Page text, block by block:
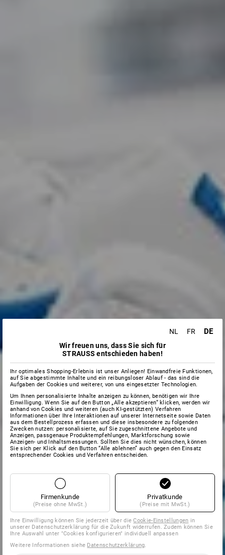
NL FR DE
Wir freuen uns, dass Sie sich für
STRAUSS entschieden haben!
Ihr optimales Shopping-Erlebnis ist unser Anliegen! Einwandfreie Funktionen,
auf Sie abgestimmte Inhalte und ein reibungsloser Ablauf - das sind die
Aufgaben der Cookies und weiterer, von uns eingesetzter Technologien.
Um Ihnen personalisierte Inhalte anzeigen zu können, benötigen wir Ihre
Einwilligung. Wenn Sie auf den Button „Alle akzeptieren“ klicken, werden wir
anhand von Cookies und weiteren (auch KI-gestützten) Verfahren
Informationen über Ihre Interaktionen auf unserer Internetseite sowie Daten
aus dem Bestellprozess erfassen und diese insbesondere zu folgenden
Zwecken nutzen: personalisierte, auf Sie zugeschnittene Angebote und
Anzeigen, passgenaue Produktempfehlungen, Marktforschung sowie
Anzeigen- und Inhaltsmessungen. Sollten Sie dies nicht wünschen, können
Sie sich per Klick auf den Button “Alle ablehnen” auch gegen den Einsatz
entsprechender Cookies und Verfahren entscheiden.
Firmenkunde
(Preise ohne MwSt.)
Privatkunde
(Preise mit MwSt.)
Ihre Einwilligung können Sie jederzeit über dieCookie-Einstellungen in
unserer Datenschutzerklärung für die Zukunft widerrufen. Zudem können Sie
Ihre Auswahl unter "Cookies konfigurieren" individuell anpassen
Weitere Informationen siehe Datenschutzerklärung.